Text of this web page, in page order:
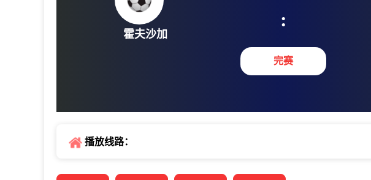
霍夫沙加
:
完赛
播放线路：